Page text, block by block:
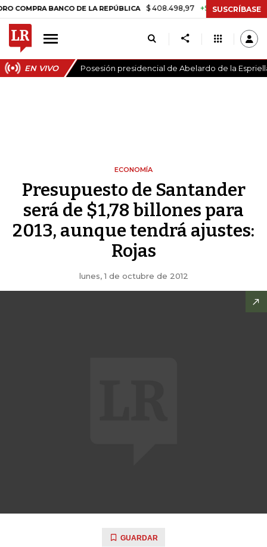
BANCO DE LA REPÚBLICA $ 408.498,97 +$ 8.753,81 +2,19%
SUSCRÍBASE
EN VIVO Posesión presidencial de Abelardo de la
ECONOMÍA
Presupuesto de Santander
será de $1,78 billones para
2013, aunque tendrá ajustes:
Rojas
lunes, 1 de octubre de 2012
GUARDAR